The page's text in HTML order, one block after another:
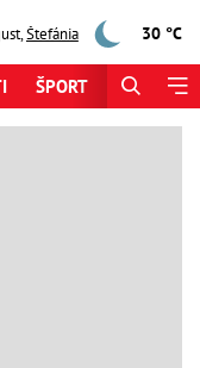
,Štefánia 30 °C
ŠPORT